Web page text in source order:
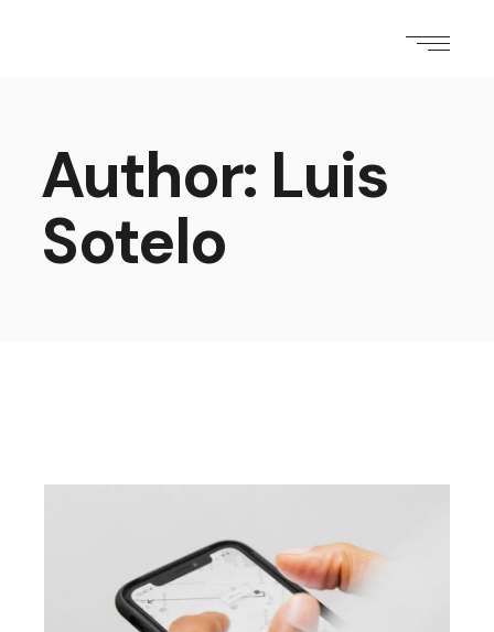
Author: Luis
Sotelo